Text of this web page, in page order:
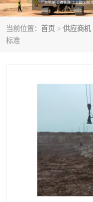
当前位置： 首页 > 供应商机
标准
强夯队伍